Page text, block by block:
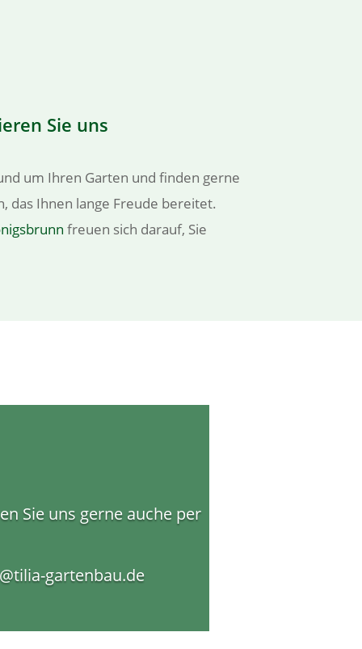
Sie uns
um Ihren Garten und finden gerne
das Ihnen lange Freude bereitet.
freuen sich darauf, Sie
Sie uns gerne auche per
gartenbau.de